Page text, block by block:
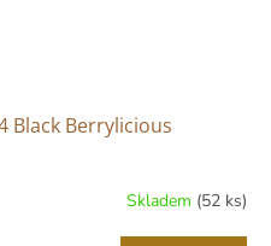
Black Berrylicious
Skladem (52 ks)